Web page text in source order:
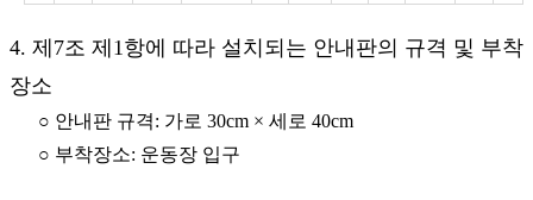
4. 제7조 제1항에 따라 설치되는 안내판의 규격 및 부착
장소
○ 안내판 규격: 가로 30cm × 세로 40cm
○ 부착장소: 운동장 입구